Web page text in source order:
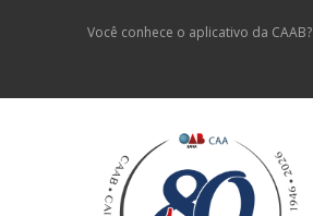
Você conhece o aplicativo da CAAB?